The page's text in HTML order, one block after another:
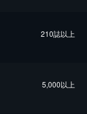
210誌以上
5,000以上